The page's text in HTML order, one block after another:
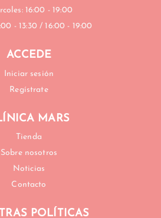
16:00 - 19:00
- 13:30 / 16:00 - 19:00
ACCEDE
Iniciar sesión
Regístrate
MARS
Tienda
Sobre nosotros
Noticias
Contacto
POLÍTICAS